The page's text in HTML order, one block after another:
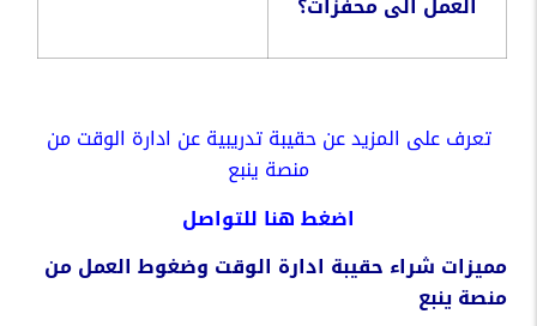
تعرف على المزيد عنحقيبة تدريبية عن ادارة الوقتمن
منصة ينبع
اضغطهنا للتواصل
مميزات شراء حقيبة ادارة الوقت وضغوط العمل من
منصة ينبع